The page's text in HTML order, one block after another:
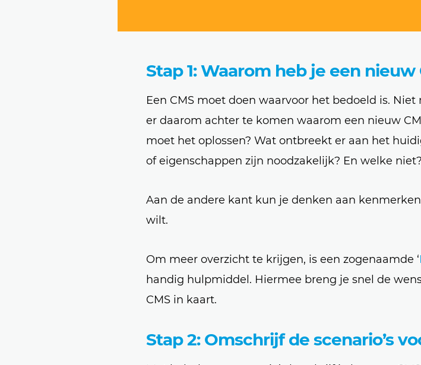
Stap 1: Waarom heb je een nieuw
Een CMS moet doen waarvoor het bedoeld is.
er daarom achter te komen waarom een nieuw
moet het oplossen? Wat ontbreekt er aan het
of eigenschappen zijn noodzakelijk? En welke niet?
Aan de andere kant kun je denken aan
wilt.
Om meer overzicht te krijgen, is een zogenaamde ‘
handig hulpmiddel. Hiermee breng je snel de
CMS in kaart.
Stap 2: Omschrijf de scenario’s